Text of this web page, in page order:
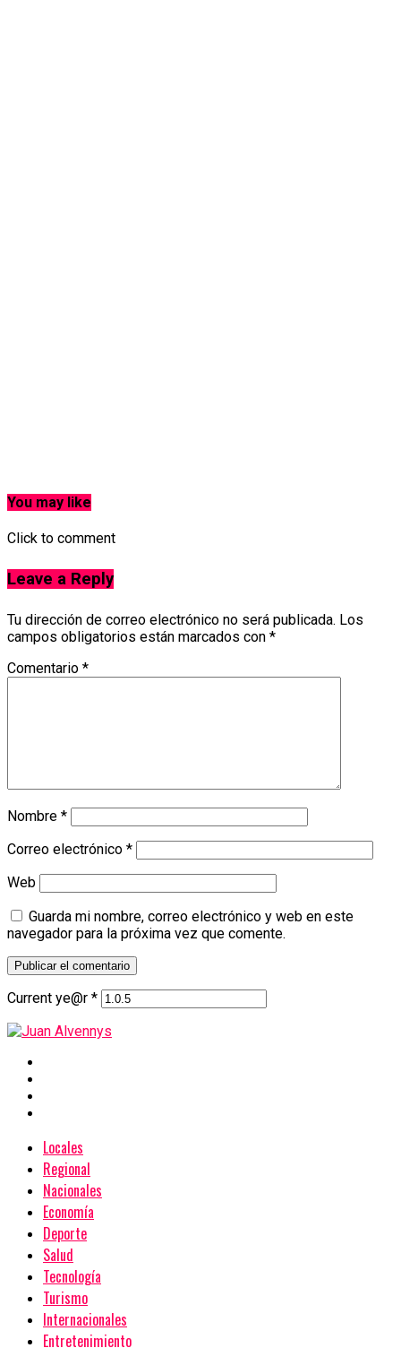
You may like
Click to comment
Leave a Reply
Tu dirección de correo electrónico no será publicada. Los
campos obligatorios están marcados con *
Comentario *
Nombre *
Correo electrónico *
Web
Guarda mi nombre, correo electrónico y web en este
navegador para la próxima vez que comente.
Current ye@r *
Locales
Regional
Nacionales
Economía
Deporte
Salud
Tecnología
Turismo
Internacionales
Entretenimiento